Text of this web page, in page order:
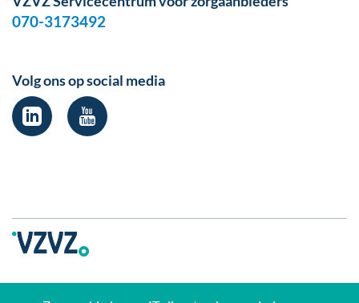
070-3173492
Volg ons op social media